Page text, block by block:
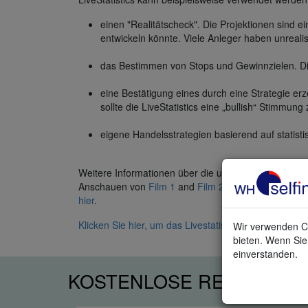
einen "Realitätscheck". Die Projektionen sind
entwickeln könnte. Viele Anleger haben
das Bestimmen von Stops und Gewinnzielen.
eine Bestätigung eines durch eine Strategie
sollte die LiveStatistics eine „bullish“ Stimmung
eigene Handelsstrategien basierend auf
Weitere Informationen über die unglaublichen
Anschauen von Film 1 and Film 2
. Einen Film, mit
hier.
Klicken Sie hier, um das Livestatistics Paket im
Wir verwenden
bieten. Wenn
einverstanden.
KOSTENLOSE REAL-TIME